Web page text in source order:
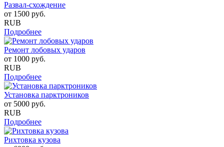
Развал-схождение
от 1500 руб.
RUB
Подробнее
Ремонт лобовых ударов
от 1000 руб.
RUB
Подробнее
Установка парктроников
от 5000 руб.
RUB
Подробнее
Рихтовка кузова